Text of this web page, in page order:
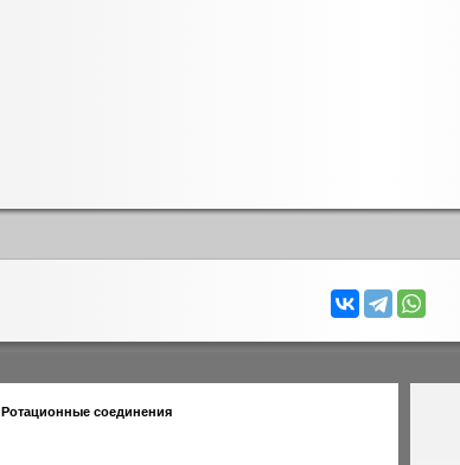
Ротационные соединения